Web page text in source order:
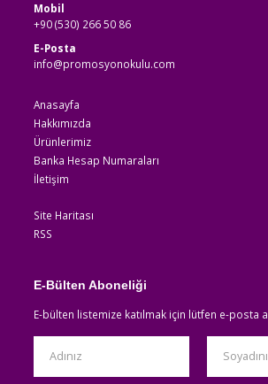
Mobil
+90 (530) 266 50 86
E-Posta
info@promosyonokulu.com
Anasayfa
Hakkımızda
Ürünlerimiz
Banka Hesap Numaraları
İletişim
Site Haritası
RSS
E-Bülten Aboneliği
E-bülten listemize katılmak için lütfen e-posta